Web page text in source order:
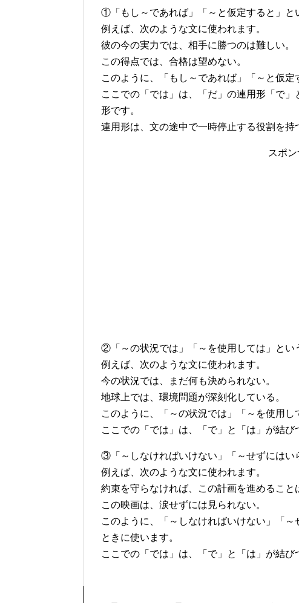
①「もし～であれば」「～と仮定すると」と
例えば、次のような文に使われます。
彼の今の実力では、相手に勝つのは難しい。
この得点では、合格は望めない。
このように、「もし～であれば」「～と仮
ここでの「では」は、「だ」の連用形「で
形です。
連用形は、文の途中で一時停止する役割を持
スポ
②「～の状況では」「～を使用しては」とい
例えば、次のような文に使われます。
今の状況では、まだ何も決められない。
地球上では、環境問題が深刻化している。
このように、「～の状況では」「～を使用し
ここでの「では」は、「で」と「は」が結び
③「～しなければいけない」「～せずにはい
例えば、次のような文に使われます。
約束を守らなければ、この計画を進めること
この映画は、涙せずには見られない。
このように、「～しなければいけない」「
ときに使います。
ここでの「では」は、「で」と「は」が結び